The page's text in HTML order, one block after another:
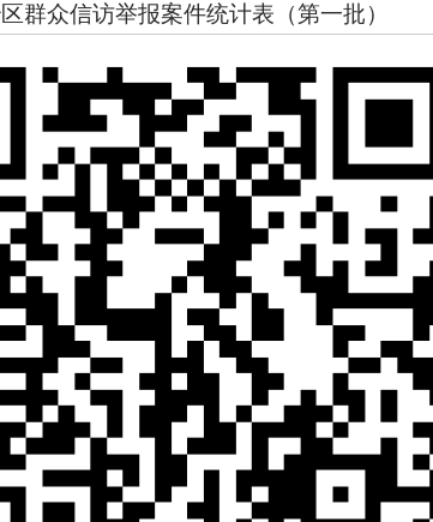
群众信访举报案件统计表（第一批）